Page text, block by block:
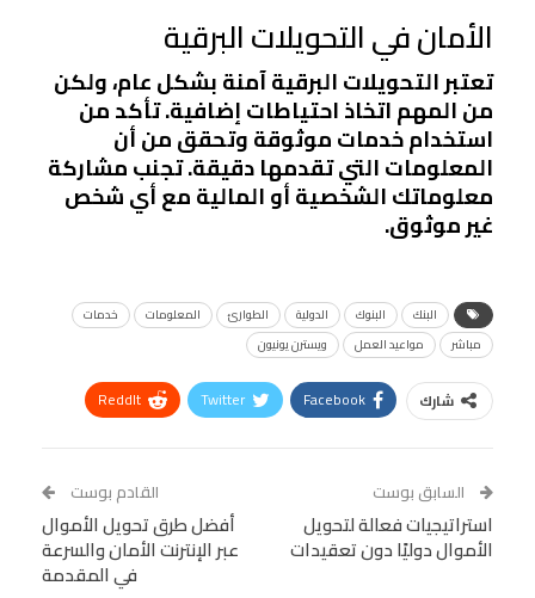
الأمان في التحويلات البرقية
تعتبر التحويلات البرقية آمنة بشكل عام، ولكن
من المهم اتخاذ احتياطات إضافية. تأكد من
استخدام خدمات موثوقة وتحقق من أن
المعلومات التي تقدمها دقيقة. تجنب مشاركة
معلوماتك الشخصية أو المالية مع أي شخص
غير موثوق.
البنك البنوك الدولية الطوارئ المعلومات
خدمات
مباشر
مواعيد العمل ويسترن يونيون
شارك Facebook
Twitter
ReddIt
Tumblr
البريد الإلكتروني
StumbleUpon
VK
Digg
LINE
BlackBerry
Viber
السابق بوست
استراتيجيات فعالة لتحويل
الأموال دوليًا دون تعقيدات
القادم بوست
أفضل طرق تحويل الأموال
عبر الإنترنت الأمان والسرعة
في المقدمة